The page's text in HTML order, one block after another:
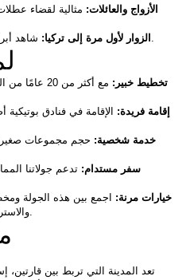
الأزواج والعائلات:
الزوار لأول مرة إلى تركيا: شاهد أبرز معالم البلاد في رحلة واحدة.
1. تخطيط خبير:
2. إقامة فريدة:
3. خدمة شخصية:
4. سفر مستدام:
5. خيارات مرنة:
والاستراحات في المدن، أو الإقامات الفاخرة.